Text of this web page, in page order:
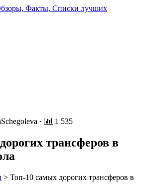
· 1 535
трансферов в
> Топ-10 самых дорогих трансферов в